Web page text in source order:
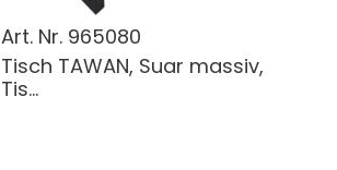
Art. Nr. 965080
Tisch TAWAN, Suar massiv,
Tis...